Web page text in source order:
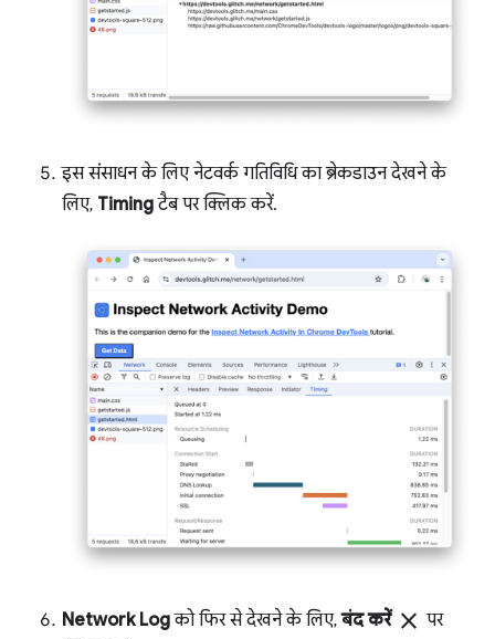
इस संसाधन के लिए नेटवर्क गतिविधि का ब्रेकडाउन देखने के
लिए, Timingटैब पर क्लिक करें.
Network Logको फिर से देखने के लिए,बंद करें close पर